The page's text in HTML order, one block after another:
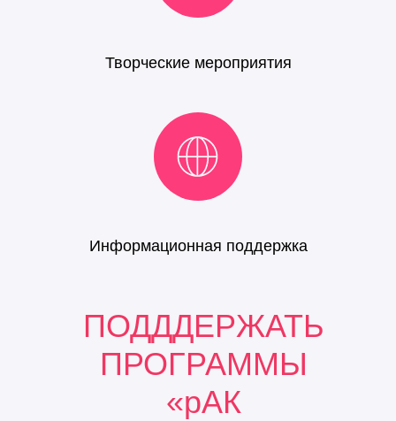
Творческие мероприятия
Информационная поддержка
ПОДДДЕРЖАТЬ
ПРОГРАММЫ
«рАК